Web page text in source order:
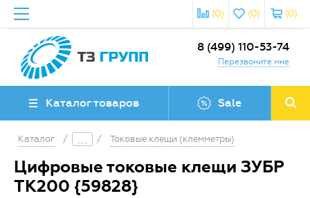
(0)
(0)
(0)
8 (499) 110-53-74
Перезвоните мне
Каталог товаров Sale
Каталог / / Токовые клещи (клемметры)
Цифровые токовые клещи ЗУБР
ТК200 {59828}